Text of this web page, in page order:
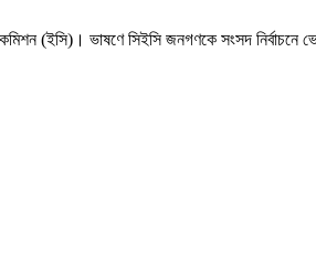
(ইসি)। ভাষণে সিইসি জনগণকে সংসদ নির্বাচনে